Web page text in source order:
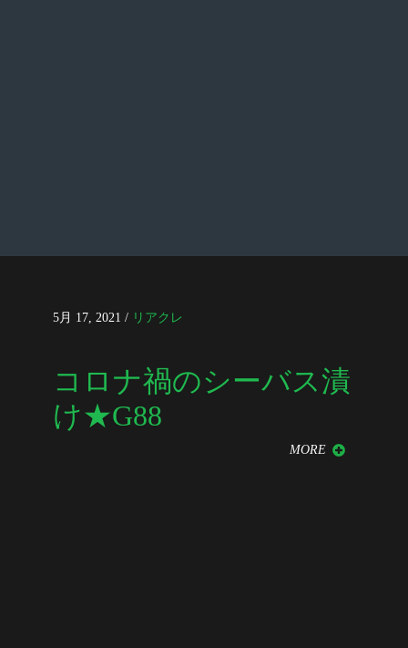
5月 17, 2021 / リアクレ
コロナ禍のシーバス漬
け★G88
MORE